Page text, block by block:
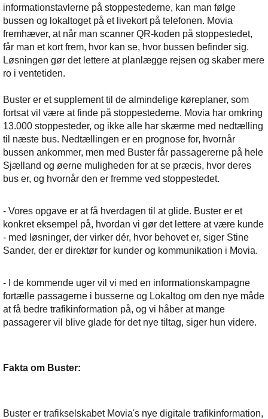
informationstavlerne på stoppestederne, kan man følge
bussen og lokaltoget på et livekort på telefonen. Movia
fremhæver, at når man scanner QR-koden på stoppestedet,
får man et kort frem, hvor kan se, hvor bussen befinder sig.
Løsningen gør det lettere at planlægge rejsen og skaber mere
ro i ventetiden.
Buster er et supplement til de almindelige køreplaner, som
fortsat vil være at finde på stoppestederne. Movia har omkring
13.000 stoppesteder, og ikke alle har skærme med nedtælling
til næste bus. Nedtællingen er en prognose for, hvornår
bussen ankommer, men med Buster får passagererne på hele
Sjælland og øerne muligheden for at se præcis, hvor deres
bus er, og hvornår den er fremme ved stoppestedet.
- Vores opgave er at få hverdagen til at glide. Buster er et
konkret eksempel på, hvordan vi gør det lettere at være kunde
- med løsninger, der virker dér, hvor behovet er, siger Stine
Sander, der er direktør for kunder og kommunikation i Movia.
- I de kommende uger vil vi med en informationskampagne
fortælle passagerne i busserne og Lokaltog om den nye måde
at få bedre trafikinformation på, og vi håber at mange
passagerer vil blive glade for det nye tiltag, siger hun videre.
Fakta om Buster:
Buster er trafikselskabet Movia's nye digitale trafikinformation,